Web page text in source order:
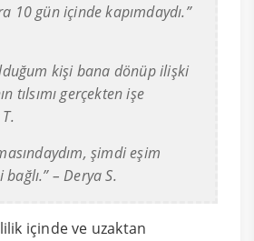
10 gün içinde kapımdaydı.”
kişi bana dönüp ilişki
tılsımı gerçekten işe
şimdi eşim
– Derya S.
içinde ve uzaktan